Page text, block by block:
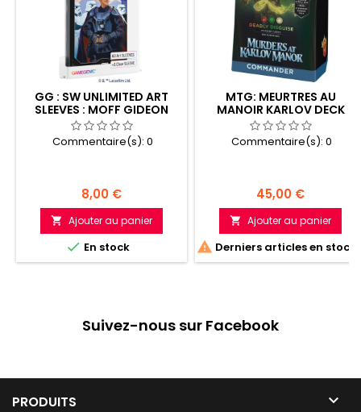
GG : SW UNLIMITED ART
SLEEVES : MOFF GIDEON
Commentaire(s): 0
Prix
8,00 €
 Ajouter au panier
 En stock
MTG: MEURTRES AU
MANOIR KARLOV DECK
COM. FR 3/3
Commentaire(s): 0
Prix
45,00 €
 Ajouter au panier
 Derniers articles en stock
Suivez-nous sur Facebook
PRODUITS 